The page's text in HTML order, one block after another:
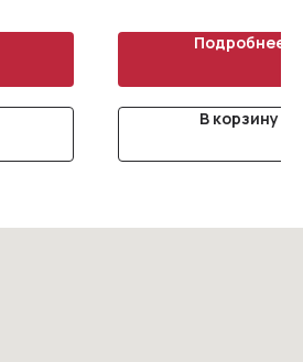
Подробнее
В корзину